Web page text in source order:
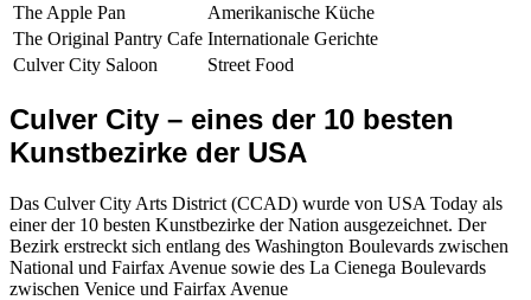
The Apple Pan
Amerikanische Küche
The Original Pantry Cafe Internationale Gerichte
Culver City Saloon
Street Food
Culver City – eines der 10 besten
Kunstbezirke der USA
Das Culver City Arts District (CCAD) wurde von USA Today als
einer der 10 besten Kunstbezirke der Nation ausgezeichnet. Der
Bezirk erstreckt sich entlang des Washington Boulevards zwischen
National und Fairfax Avenue sowie des La Cienega Boulevards
zwischen Venice und Fairfax Avenue